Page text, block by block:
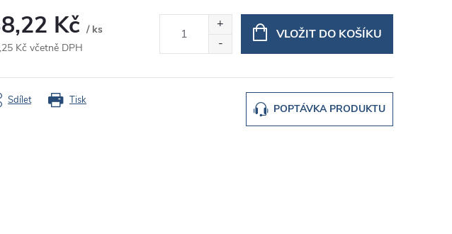
Kč / ks
Kč včetně DPH
VLOŽIT DO KOŠÍKU
Tisk
POPTÁVKA PRODUKTU
Sdílet